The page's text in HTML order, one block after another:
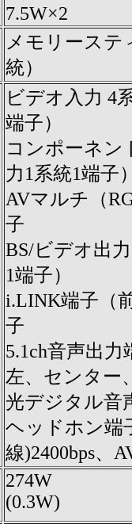
7.5W×2
メモリーステ
統）
ビデオ入力 4
端子）
コンポーネン
力1系統1端子
AVマルチ（
子
BS/ビデオ出
1端子）
i.LINK端子（
子
5.1ch音声出
左、センター
光デジタル音
ヘッドホン端
線)2400bps、
274W
(0.3W)